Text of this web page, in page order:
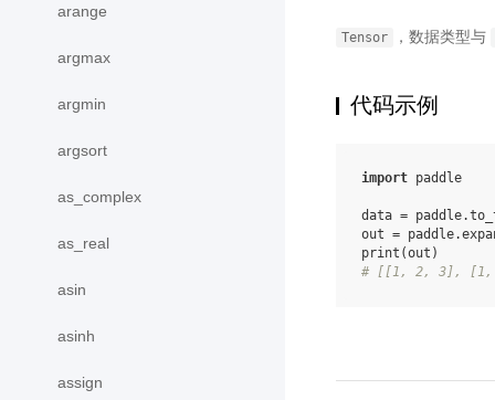
arange
argmax
argmin
argsort
as_complex
as_real
asin
asinh
assign
Tensor ，数据类型与
代码示例
import paddle
data = paddle.
out = paddle.
print (out )
# [[1, 2, 3],